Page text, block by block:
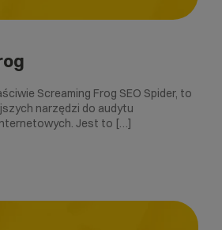
Screaming Frog SEO Spider, to
narzędzi do audytu
Jest to […]